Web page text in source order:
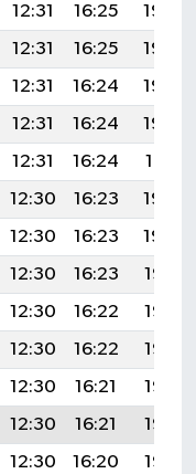
12:31 16:25
19:45
12:31 16:25
19:44
12:31 16:24
19:43
12:31 16:24
19:42
12:31 16:24
19:41
12:30 16:23
19:40
12:30 16:23
19:39
12:30 16:23
19:38
12:30 16:22
19:37
12:30 16:22
19:36
12:30 16:21
19:35
12:30 16:21
19:33
12:30 16:20
19:32